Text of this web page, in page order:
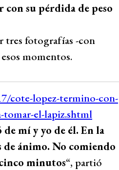
con su pérdida de peso
tres fotografías -con
momentos.
mí y yo de él. En la
de ánimo. No comiendo
minutos“, partió